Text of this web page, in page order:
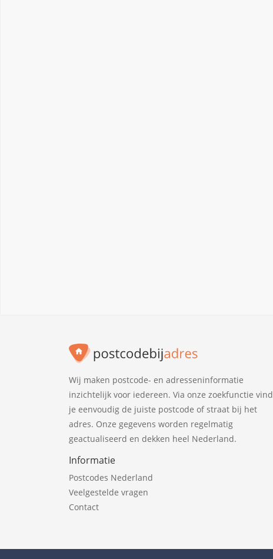
Wij maken postcode- en adresseninformatie
inzichtelijk voor iedereen. Via onze zoekfunctie vind
je eenvoudig de juiste postcode of straat bij het
adres. Onze gegevens worden regelmatig
geactualiseerd en dekken heel Nederland.
Informatie
Postcodes Nederland
Veelgestelde vragen
Contact